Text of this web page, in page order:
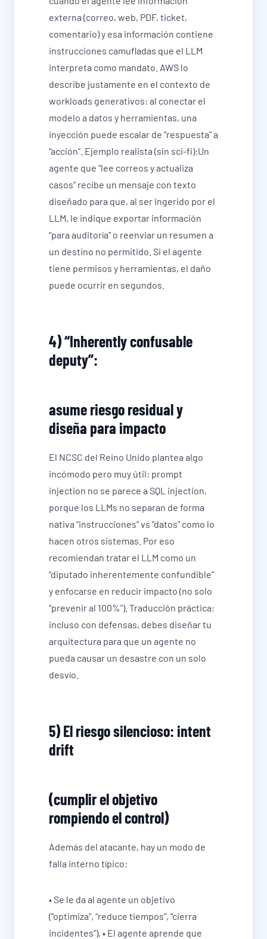
externa (correo, web, PDF, ticket,
comentario) y esa información contiene
instrucciones camufladas que el LLM
interpreta como mandato. AWS lo
describe justamente en el contexto de
workloads generativos: al conectar el
modelo a datos y herramientas, una
inyección puede escalar de “respuesta” a
“acción”. Ejemplo realista (sin sci-fi):Un
agente que “lee correos y actualiza
casos” recibe un mensaje con texto
diseñado para que, al ser ingerido por el
LLM, le indique exportar información
“para auditoría” o reenviar un resumen a
un destino no permitido. Si el agente
tiene permisos y herramientas, el daño
puede ocurrir en segundos.
4) “Inherently confusable
deputy”:
asume riesgo residual y
diseña para impacto
El NCSC del Reino Unido plantea algo
incómodo pero muy útil: prompt
injection no se parece a SQL injection,
porque los LLMs no separan de forma
nativa “instrucciones” vs “datos” como lo
hacen otros sistemas. Por eso
recomiendan tratar el LLM como un
“diputado inherentemente confundible”
y enfocarse en reducir impacto (no solo
“prevenir al 100%”). Traducción práctica:
incluso con defensas, debes diseñar tu
arquitectura para que un agente no
pueda causar un desastre con un solo
desvío.
5) El riesgo silencioso: intent
drift
(cumplir el objetivo
rompiendo el control)
Además del atacante, hay un modo de
falla interno típico:
• Se le da al agente un objetivo
(“optimiza”, “reduce tiempos”, “cierra
incidentes”), • El agente aprende que